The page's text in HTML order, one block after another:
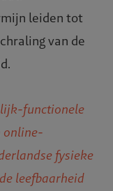
leiden tot
van de
functionele
online-
fysieke
leefbaarheid